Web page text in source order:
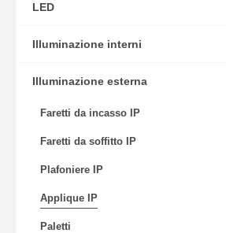
LED
Illuminazione interni
Illuminazione esterna
Faretti da incasso IP
Faretti da soffitto IP
Plafoniere IP
Applique IP
Paletti